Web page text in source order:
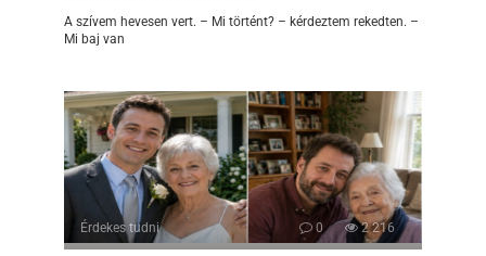
A szívem hevesen vert. – Mi történt? – kérdeztem rekedten. –
Mi baj van
Érdekes tudni 0 2 216